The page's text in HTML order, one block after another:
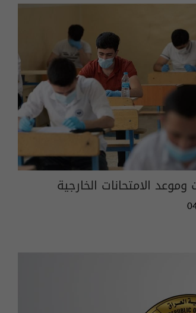
وموعد الامتحانات الخارجية